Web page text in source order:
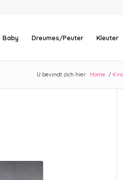
Baby Dreumes/Peuter Kleuter
U bevindt zich hier: Home /